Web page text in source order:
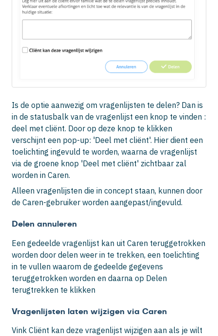
Is de optie aanwezig om vragenlijsten te delen? Dan is
in de statusbalk van de vragenlijst een knop te vinden :
deel met cliënt. Door op deze knop te klikken
verschijnt een pop-up: 'Deel met cliënt'. Hier dient een
toelichting ingevuld te worden, waarna de vragenlijst
via de groene knop 'Deel met cliënt' zichtbaar zal
worden in Caren.
Alleen vragenlijsten die in concept staan, kunnen door
de Caren-gebruiker worden aangepast/ingevuld.
Delen annuleren
Een gedeelde vragenlijst kan uit Caren teruggetrokken
worden door delen weer in te trekken, een toelichting
in te vullen waarom de gedeelde gegevens
teruggetrokken worden en daarna op Delen
terugtrekken te klikken
Vragenlijsten laten wijzigen via Caren
Vink Cliënt kan deze vragenlijst wijzigen aan als je wilt